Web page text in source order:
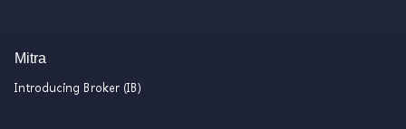
Mitra
Introducing Broker (IB)